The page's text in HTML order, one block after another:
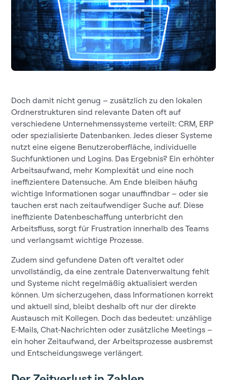
Doch damit nicht genug – zusätzlich zu den lokalen
Ordnerstrukturen sind relevante Daten oft auf
verschiedene Unternehmenssysteme verteilt: CRM, ERP
oder spezialisierte Datenbanken. Jedes dieser Systeme
nutzt eine eigene Benutzeroberfläche, individuelle
Suchfunktionen und Logins. Das Ergebnis? Ein erhöhter
Arbeitsaufwand, mehr Komplexität und eine noch
ineffizientere Datensuche. Am Ende bleiben häufig
wichtige Informationen sogar unauffindbar – oder sie
tauchen erst nach zeitaufwendiger Suche auf. Diese
ineffiziente Datenbeschaffung unterbricht den
Arbeitsfluss, sorgt für Frustration innerhalb des Teams
und verlangsamt wichtige Prozesse.
Zudem sind gefundene Daten oft veraltet oder
unvollständig, da eine zentrale Datenverwaltung fehlt
und Systeme nicht regelmäßig aktualisiert werden
können. Um sicherzugehen, dass Informationen korrekt
und aktuell sind, bleibt deshalb oft nur der direkte
Austausch mit Kollegen. Doch das bedeutet: unzählige
E-Mails, Chat-Nachrichten oder zusätzliche Meetings –
ein hoher Zeitaufwand, der Arbeitsprozesse ausbremst
und Entscheidungswege verlängert.